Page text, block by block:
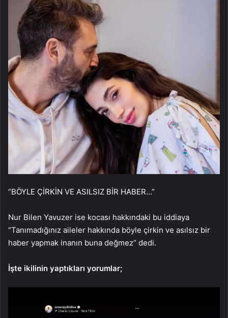
“BÖYLE ÇİRKİN VE ASILSIZ BİR HABER…”
Nur Bilen Yavuzer ise kocası hakkındaki bu iddiaya
“Tanımadığınız aileler hakkında böyle çirkin ve asılsız bir
haber yapmak inanın buna değmez” dedi.
İşte ikilinin yaptıkları yorumlar;